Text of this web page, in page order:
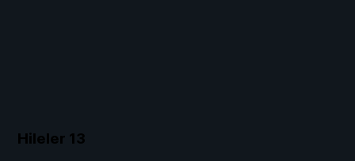
Hileler 13